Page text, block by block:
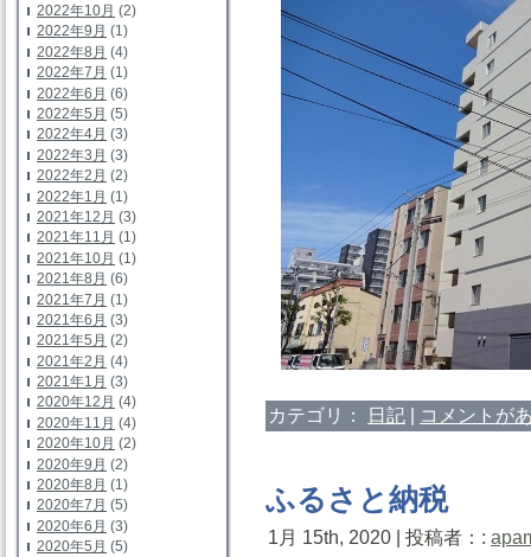
2022年10月 (2)
2022年9月 (1)
2022年8月 (4)
2022年7月 (1)
2022年6月 (6)
2022年5月 (5)
2022年4月 (3)
2022年3月 (3)
2022年2月 (2)
2022年1月 (1)
2021年12月 (3)
2021年11月 (1)
2021年10月 (1)
2021年8月 (6)
2021年7月 (1)
2021年6月 (3)
2021年5月 (2)
2021年2月 (4)
2021年1月 (3)
2020年12月 (4)
2020年11月 (4)
2020年10月 (2)
2020年9月 (2)
2020年8月 (1)
2020年7月 (5)
2020年6月 (3)
2020年5月 (5)
カテゴリ： 日記 | コメントが
ふるさと納税
1月 15th, 2020 | 投稿者：: